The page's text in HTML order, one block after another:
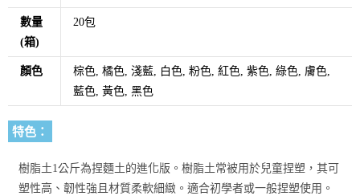
數量
(箱)
20包
顏色
棕色, 橘色, 淺藍, 白色, 粉色, 紅色, 紫色, 綠色, 膚色,
藍色, 黃色, 黑色
特色：
樹脂土1公斤為捏麵土的進化版。樹脂土常被用於兒童捏塑，其可
塑性高、韌性強且材質柔軟細緻。 適合初學者或一般捏塑使用。